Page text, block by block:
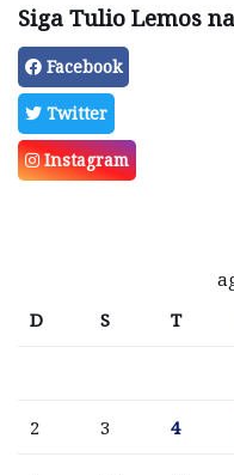
Siga Tulio Lemos
Facebook
Twitter
Instagram
D
S T
2 3 4